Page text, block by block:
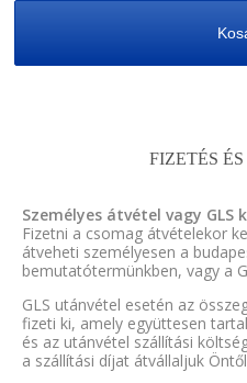
FIZETÉS
Személyes átvétel vagy GLS
Fizetni a csomag átvételekor
átveheti személyesen a
bemutatótermünkben, vagy a
GLS utánvétel esetén az
fizeti ki, amely együttesen
és az utánvétel szállítási
a szállítási díjat átvállaljuk